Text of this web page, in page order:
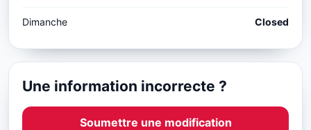
Dimanche Closed
Une information incorrecte ?
Soumettre une modification